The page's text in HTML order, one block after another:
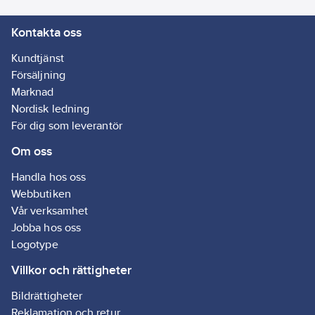
Kontakta oss
Kundtjänst
Försäljning
Marknad
Nordisk ledning
För dig som leverantör
Om oss
Handla hos oss
Webbutiken
Vår verksamhet
Jobba hos oss
Logotype
Villkor och rättigheter
Bildrättigheter